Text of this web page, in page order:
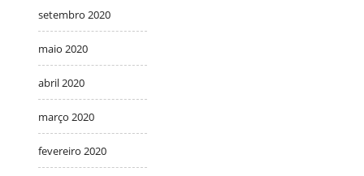
setembro 2020
maio 2020
abril 2020
março 2020
fevereiro 2020